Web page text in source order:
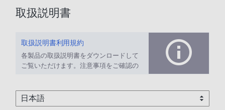
取扱説明書
取扱説明書利用規約
各製品の取扱説明書をダウンロードして
ご覧いただけます。注意事項をご確認の